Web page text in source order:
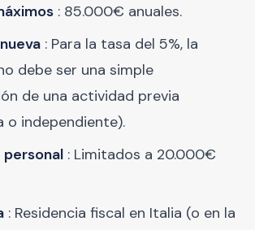
: 85.000€ anuales.
: Para la tasa del 5%, la
debe ser una simple
de una actividad previa
o independiente).
personal : Limitados a 20.000€
: Residencia fiscal en Italia (o en la